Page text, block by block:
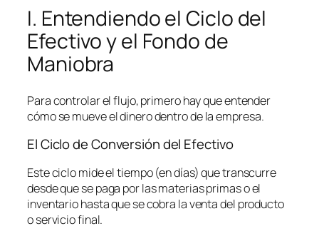
I. Entendiendo el Ciclo del
Efectivo y el Fondo de
Maniobra
Para controlar el flujo, primero hay que entender
cómo se mueve el dinero dentro de la empresa.
El Ciclo de Conversión del Efectivo
Este ciclo mide el tiempo (en días) que transcurre
desde que se paga por las materias primas o el
inventario hasta que se cobra la venta del producto
o servicio final.